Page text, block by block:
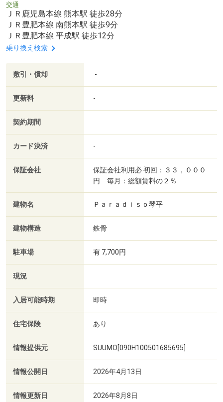
交通
ＪＲ鹿児島本線 熊本駅 徒歩28分
ＪＲ豊肥本線 南熊本駅 徒歩9分
ＪＲ豊肥本線 平成駅 徒歩12分
乗り換え検索
敷引・償却 -
更新料 -
契約期間
カード決済 -
保証会社
保証会社利用必 初回：３３，０００
円 毎月：総額賃料の２％
建物名 Ｐａｒａｄｉｓｏ琴平
建物構造 鉄骨
駐車場 有 7,700円
現況
入居可能時期 即時
住宅保険 あり
情報提供元 SUUMO[090H100501685695]
情報公開日 2026年4月13日
情報更新日 2026年8月8日